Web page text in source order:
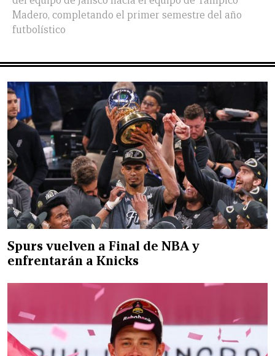
Madero, completando el primer semestre del año
futbolístico
Spurs vuelven a Final de NBA y
enfrentarán a Knicks